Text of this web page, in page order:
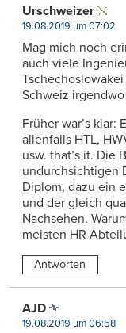
Urschweizer
19.08.2019 um 07:02
Mag mich noch
auch viele
Schweiz
Früher war’s klar:
allenfalls HTL,
usw. that’s it. Die
undurchsichtigen
Diplom, dazu ein
und der gleich
Nachsehen.
meisten HR
Antworten
AJD
19.08.2019 um 06:58